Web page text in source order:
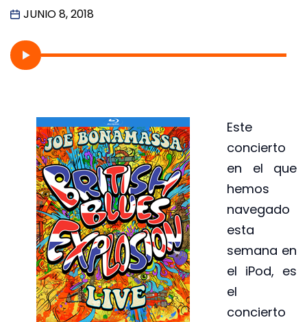
JUNIO 8, 2018
Este
concierto
en el que
hemos
navegado
esta
semana en
el iPod, es
el
concierto